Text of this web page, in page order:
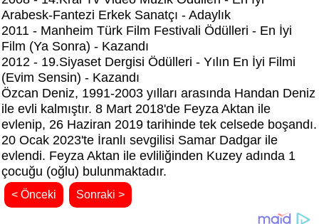
Arabesk-Fantezi Erkek Sanatçı - Adaylık
2011 - Manheim Türk Film Festivali Ödülleri - En İyi
Film (Ya Sonra) - Kazandı
2012 - 19.Siyaset Dergisi Ödülleri - Yılın En İyi Filmi
(Evim Sensin) - Kazandı
Özcan Deniz, 1991-2003 yılları arasında Handan Deniz
ile evli kalmıştır. 8 Mart 2018'de Feyza Aktan ile
evlenip, 26 Haziran 2019 tarihinde tek celsede boşandı.
20 Ocak 2023'te İranlı sevgilisi Samar Dadgar ile
evlendi. Feyza Aktan ile evliliğinden Kuzey adında 1
çocuğu (oğlu) bulunmaktadır.
< Önceki Sonraki >